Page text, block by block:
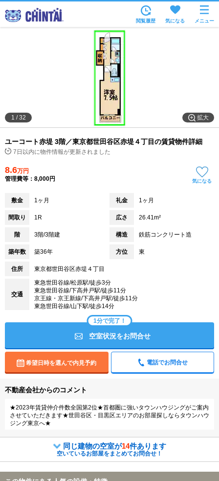
沿線・駅から
住所から
家賃相場から
不動産会社から
TOP
閲覧履歴 気になる メニュー
拡大
1 /32
ユーコート赤堤 3階／東京都世田谷区赤堤４丁目の賃貸物件詳細
7日以内に物件情報が更新されました
8.6万円
管理費等：8,000円
気になる
敷金 1ヶ月 礼金 1ヶ月
間取り 1R 広さ 26.41m²
階 3階/3階建 構造 鉄筋コンクリート造
築年数 築36年 方位 東
住所 東京都世田谷区赤堤４丁目
交通
東急世田谷線/松原駅/徒歩3分
東急世田谷線/下高井戸駅/徒歩11分
京王線・京王新線/下高井戸駅/徒歩11分
東急世田谷線/山下駅/徒歩14分
1分で完了！
空室状況をお問合せ
希望日時を選んで内見予約 電話でお問合せ
不動産会社からのコメント
★2023年賃貸仲介件数全国第2位★首都圏に強いタウンハウジングがご案内
させていただきます★世田谷区・目黒区エリアのお部屋探しならタウンハウ
ジング東京へ★
同じ建物の空室が14件あります
空いているお部屋をまとめてお問合せ！